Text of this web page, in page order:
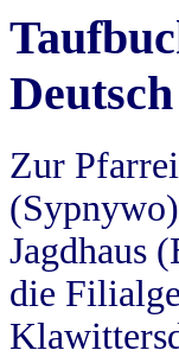
Zur
Jagdhaus
die